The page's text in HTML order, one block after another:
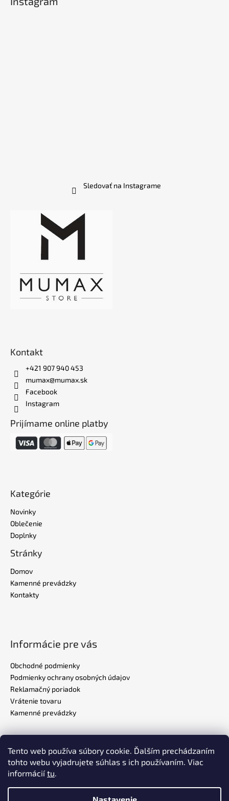
Tento web používa súbory cookie. Ďalším prechádzaním
tohto webu vyjadrujete súhlas s ich používaním. Viac
informáciítu.
Sledovať na Instagrame
Kontakt
+421 907 940 453
mumax@mumax.sk
Facebook
Instagram
Prijímame online platby
Kategórie
Novinky
Oblečenie
Doplnky
Stránky
Domov
Kamenné prevádzky
Kontakty
Informácie pre vás
Obchodné podmienky
Podmienky ochrany osobných údajov
Reklamačný poriadok
Vrátenie tovaru
Kamenné prevádzky
Realizovalo štúdioADATELIER